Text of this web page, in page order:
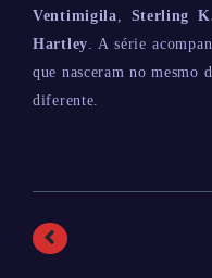
Ventimigila, Sterling
Hartley. A série
que nasceram no mesmo
diferente.